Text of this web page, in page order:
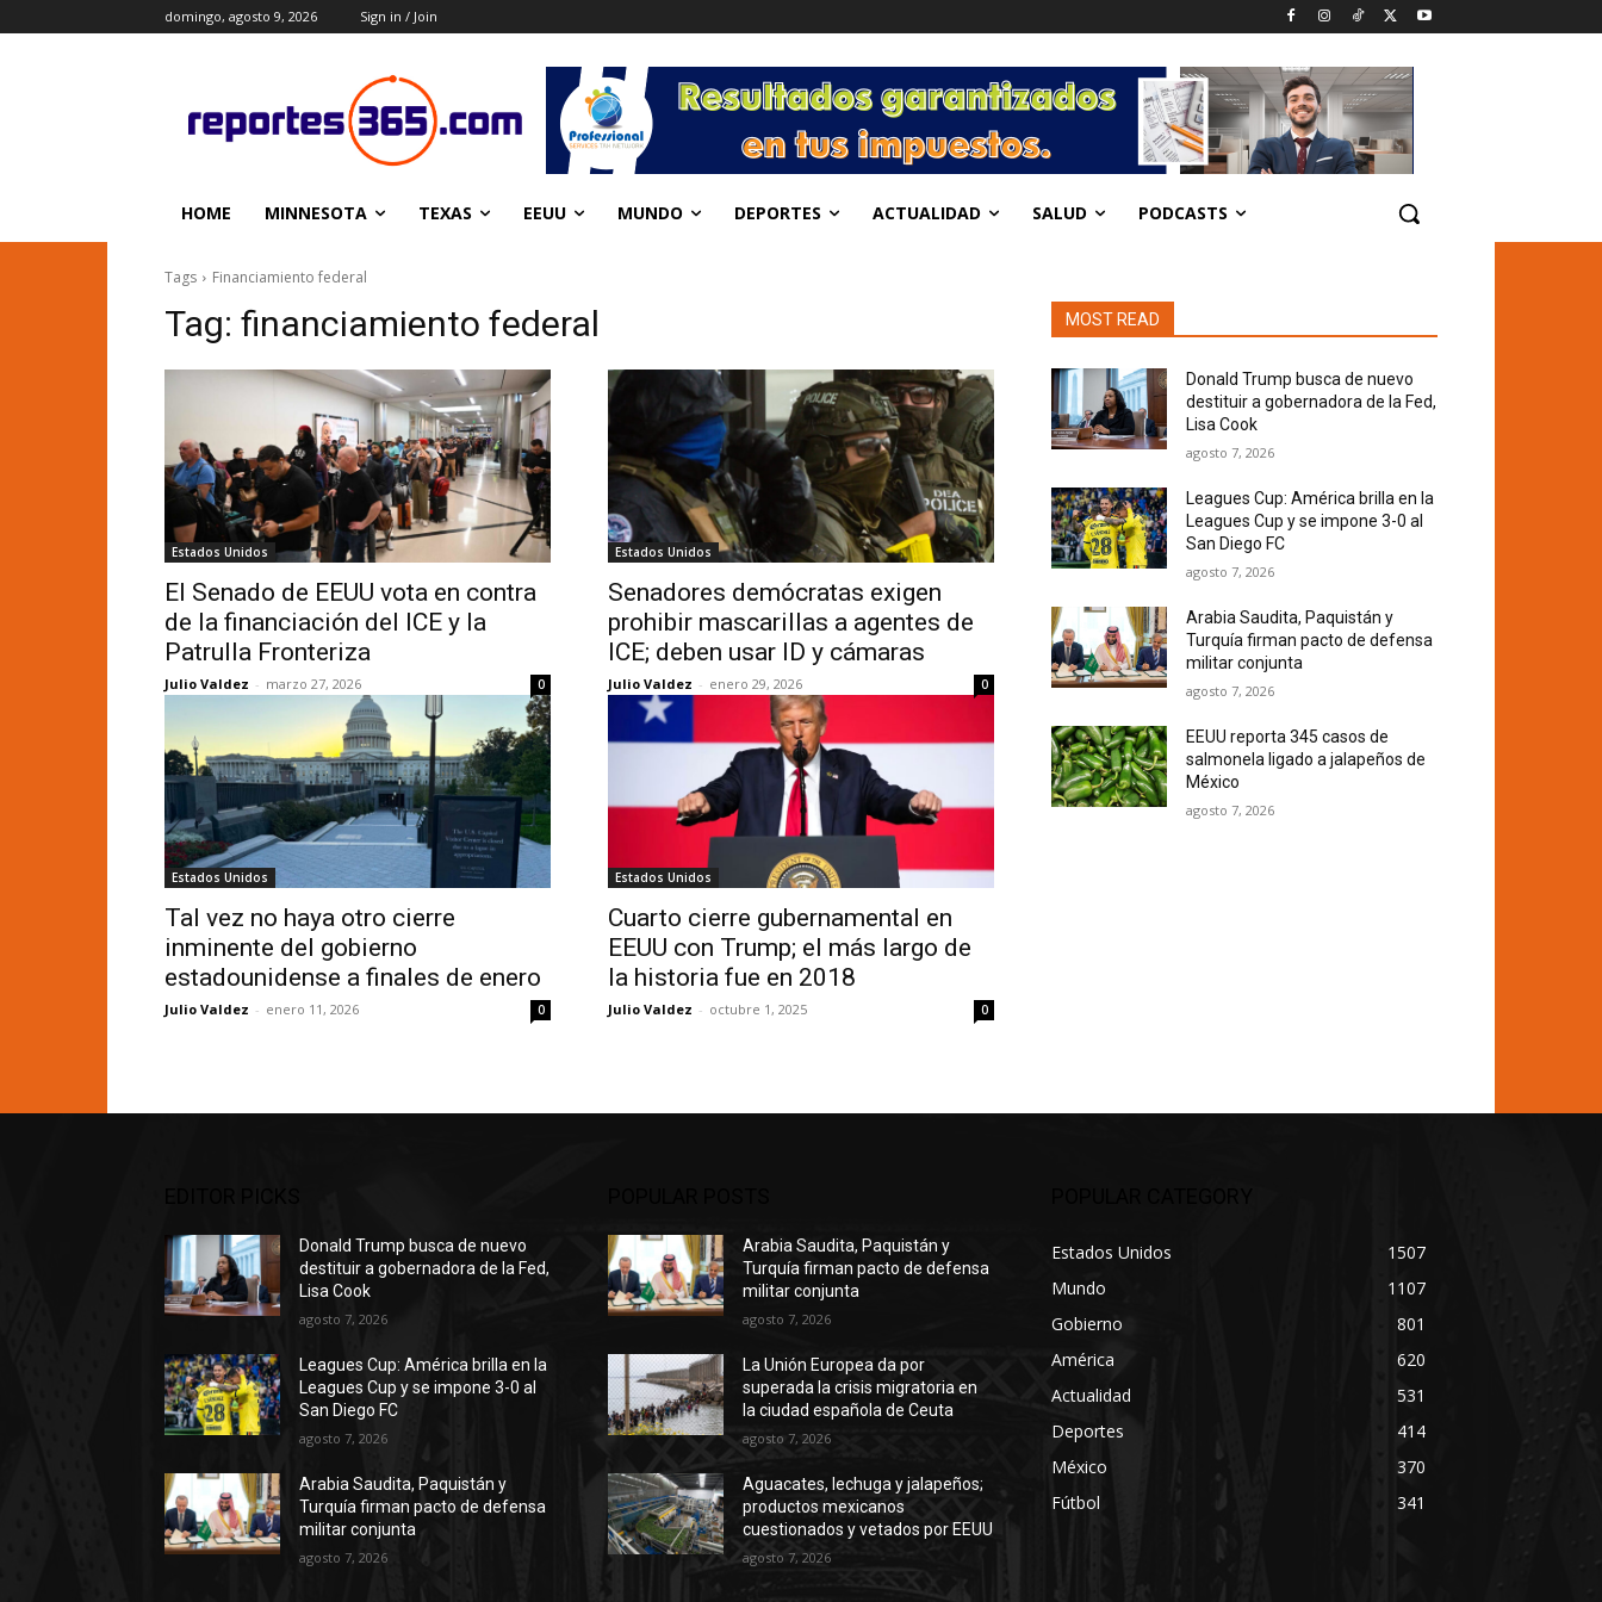
domingo, agosto 9, 2026 Sign in / Join
HOME MINNESOTA TEXAS EEUU MUNDO DEPORTES ACTUALIDAD SALUD PODCASTS
Tags Financiamiento federal
Tag: financiamiento federal
Estados Unidos
El Senado de EEUU vota en contra
de la financiación del ICE y la
Patrulla Fronteriza
Julio Valdez - marzo 27, 2026 0
Estados Unidos
Senadores demócratas exigen
prohibir mascarillas a agentes de
ICE; deben usar ID y cámaras
Julio Valdez - enero 29, 2026 0
Estados Unidos
Tal vez no haya otro cierre
inminente del gobierno
estadounidense a finales de enero
Julio Valdez - enero 11, 2026 0
Estados Unidos
Cuarto cierre gubernamental en
EEUU con Trump; el más largo de
la historia fue en 2018
Julio Valdez - octubre 1, 2025 0
MOST READ
Donald Trump busca de nuevo
destituir a gobernadora de la Fed,
Lisa Cook
agosto 7, 2026
Leagues Cup: América brilla en la
Leagues Cup y se impone 3-0 al
San Diego FC
agosto 7, 2026
Arabia Saudita, Paquistán y
Turquía firman pacto de defensa
militar conjunta
agosto 7, 2026
EEUU reporta 345 casos de
salmonela ligado a jalapeños de
México
agosto 7, 2026
Donald Trump busca de nuevo
destituir a gobernadora de la Fed,
Lisa Cook
agosto 7, 2026
Leagues Cup: América brilla en la
Leagues Cup y se impone 3-0 al
San Diego FC
agosto 7, 2026
Arabia Saudita, Paquistán y
Turquía firman pacto de defensa
militar conjunta
agosto 7, 2026
Arabia Saudita, Paquistán y
Turquía firman pacto de defensa
militar conjunta
agosto 7, 2026
La Unión Europea da por
superada la crisis migratoria en
la ciudad española de Ceuta
agosto 7, 2026
Aguacates, lechuga y jalapeños;
productos mexicanos
cuestionados y vetados por EEUU
agosto 7, 2026
Estados Unidos
1507
Mundo
1107
Gobierno
801
América
620
Actualidad
531
Deportes
414
México
370
Fútbol
341